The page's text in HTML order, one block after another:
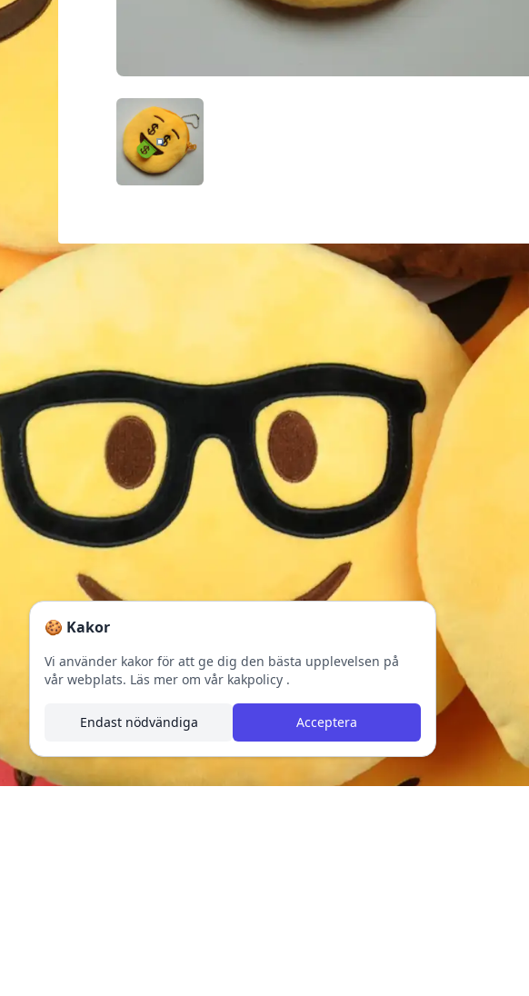
EMOJIPLÅNBOK SOM HAR CASH
🍪 Kakor
Vi använder kakor för att ge dig den bästa upplevelsen på
vår webplats. Läs mer om vår kakpolicy .
Endast nödvändiga Acceptera